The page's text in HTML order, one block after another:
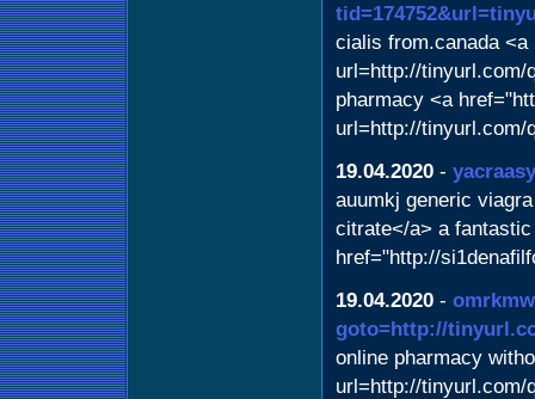
cialis from.canada
url=http://tinyurl.com/
pharmacy <a
url=http://tinyurl.com/
19.04.2020 -
auumkj generic
citrate</a> a
href="http://
19.04.2020 -
goto=http://
online pharmacy
url=http://tinyurl.com/